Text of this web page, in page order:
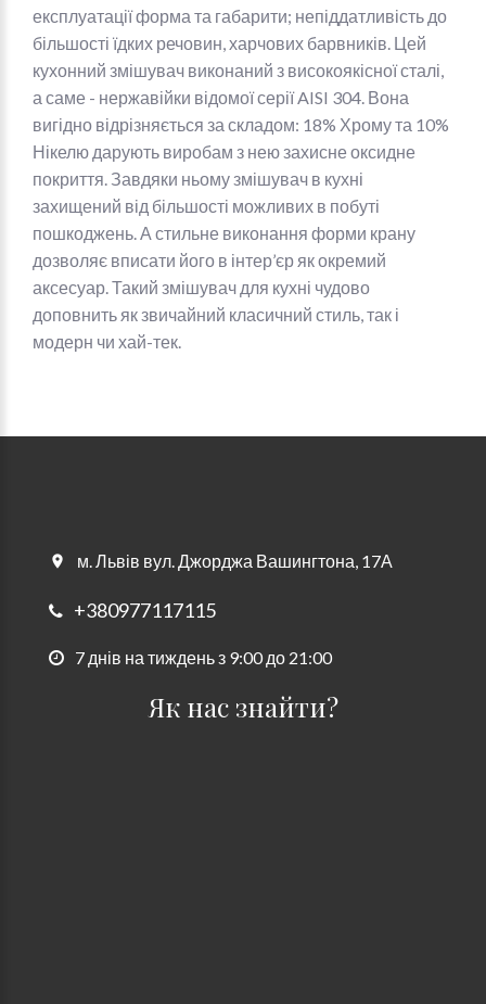
експлуатації форма та габарити; непіддатливість до
більшості їдких речовин, харчових барвників. Цей
кухонний змішувач виконаний з високоякісної сталі,
а саме - нержавійки відомої серії AISI 304. Вона
вигідно відрізняється за складом: 18% Хрому та 10%
Нікелю дарують виробам з нею захисне оксидне
покриття. Завдяки ньому змішувач в кухні
захищений від більшості можливих в побуті
пошкоджень. А стильне виконання форми крану
дозволяє вписати його в інтер’єр як окремий
аксесуар. Такий змішувач для кухні чудово
доповнить як звичайний класичний стиль, так і
модерн чи хай-тек.
м. Львів вул. Джорджа Вашингтона, 17А
+380977117115
7 днів на тиждень з 9:00 до 21:00
Як нас знайти?